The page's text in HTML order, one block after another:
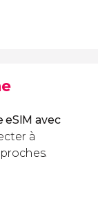
eSIM avec
à